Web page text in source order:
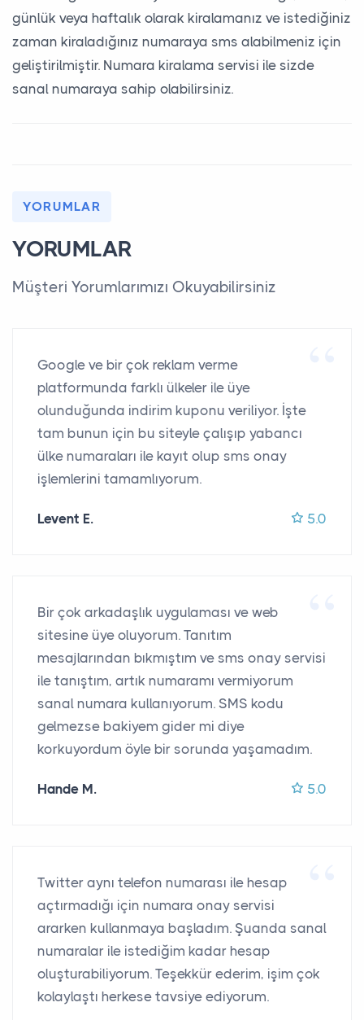
günlük veya haftalık olarak kiralamanız ve istediğiniz
zaman kiraladığınız numaraya sms alabilmeniz için
geliştirilmiştir. Numara kiralama servisi ile sizde
sanal numaraya sahip olabilirsiniz.
YORUMLAR
YORUMLAR
Müşteri Yorumlarımızı Okuyabilirsiniz
Google ve bir çok reklam verme
platformunda farklı ülkeler ile üye
olunduğunda indirim kuponu veriliyor. İşte
tam bunun için bu siteyle çalışıp yabancı
ülke numaraları ile kayıt olup sms onay
işlemlerini tamamlıyorum.
Levent E. 5.0
Bir çok arkadaşlık uygulaması ve web
sitesine üye oluyorum. Tanıtım
mesajlarından bıkmıştım ve sms onay servisi
ile tanıştım, artık numaramı vermiyorum
sanal numara kullanıyorum. SMS kodu
gelmezse bakiyem gider mi diye
korkuyordum öyle bir sorunda yaşamadım.
Hande M. 5.0
Twitter aynı telefon numarası ile hesap
açtırmadığı için numara onay servisi
ararken kullanmaya başladım. Şuanda sanal
numaralar ile istediğim kadar hesap
oluşturabiliyorum. Teşekkür ederim, işim çok
kolaylaştı herkese tavsiye ediyorum.